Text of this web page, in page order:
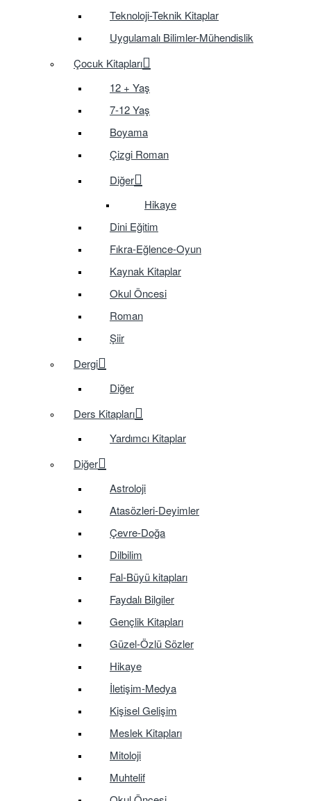
Teknoloji-Teknik Kitaplar
Uygulamalı Bilimler-Mühendislik
Çocuk Kitapları
12 + Yaş
7-12 Yaş
Boyama
Çizgi Roman
Diğer
Hikaye
Dini Eğitim
Fıkra-Eğlence-Oyun
Kaynak Kitaplar
Okul Öncesi
Roman
Şiir
Dergi
Diğer
Ders Kitapları
Yardımcı Kitaplar
Diğer
Astroloji
Atasözleri-Deyimler
Çevre-Doğa
Dilbilim
Fal-Büyü kitapları
Faydalı Bilgiler
Gençlik Kitapları
Güzel-Özlü Sözler
Hikaye
İletişim-Medya
Kişisel Gelişim
Meslek Kitapları
Mitoloji
Muhtelif